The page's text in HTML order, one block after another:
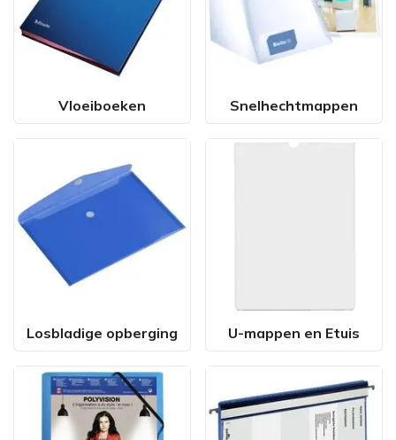
Vloeiboeken Snelhechtmappen
Losbladige opberging U-mappen en Etuis